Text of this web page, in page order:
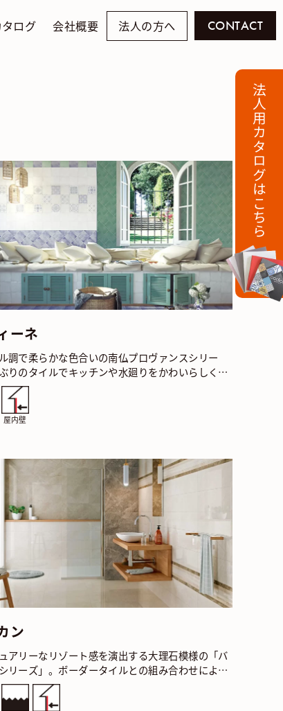
タログ 会社概要 法人の方へ CONTACT
ーネ
調で柔らかな色合いの南仏プロヴァンスシリー
りのタイルでキッチンや水廻りをかわいらしく演
てはいかがでしょう。 パティーネ ブランコ 規
屋内壁
ン
アリーなリゾート感を演出する大理石模様の「バ
リーズ」。ボーダータイルとの組み合わせにより
プライベート空間を実現します。 バルカン アリ
法人用カタログはこちら